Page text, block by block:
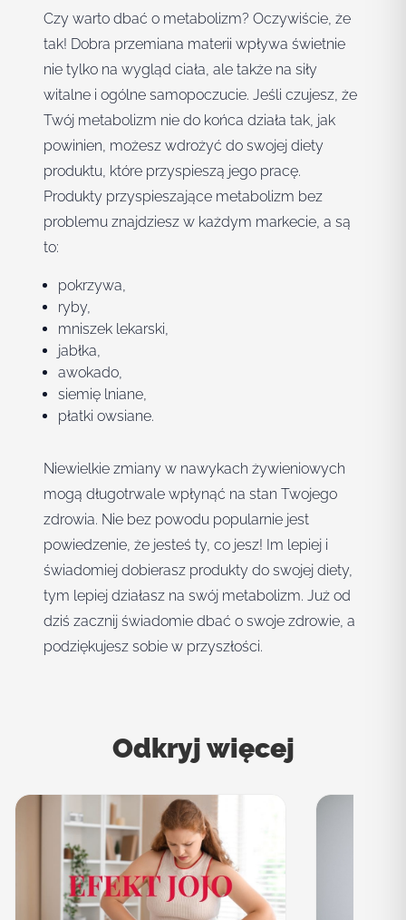
Czy warto dbać o metabolizm? Oczywiście, że
tak! Dobra przemiana materii wpływa świetnie
nie tylko na wygląd ciała, ale także na siły
witalne i ogólne samopoczucie. Jeśli czujesz, że
Twój metabolizm nie do końca działa tak, jak
powinien, możesz wdrożyć do swojej diety
produktu, które przyspieszą jego pracę.
Produkty przyspieszające metabolizm bez
problemu znajdziesz w każdym markecie, a są
to:
pokrzywa,
ryby,
mniszek lekarski,
jabłka,
awokado,
siemię lniane,
płatki owsiane.
Niewielkie zmiany w nawykach żywieniowych
mogą długotrwale wpłynąć na stan Twojego
zdrowia. Nie bez powodu popularnie jest
powiedzenie, że jesteś ty, co jesz! Im lepiej i
świadomiej dobierasz produkty do swojej diety,
tym lepiej działasz na swój metabolizm. Już od
dziś zacznij świadomie dbać o swoje zdrowie, a
podziękujesz sobie w przyszłości.
Odkryj więcej